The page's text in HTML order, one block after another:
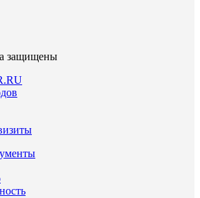
защищены